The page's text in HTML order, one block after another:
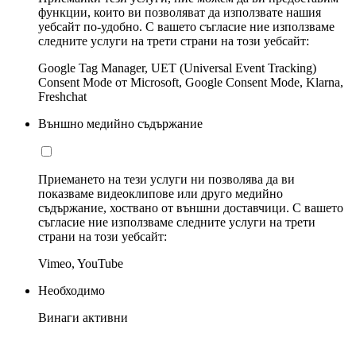
функции, които ви позволяват да използвате нашия
уебсайт по-удобно. С вашето съгласие ние използваме
следните услуги на трети страни на този уебсайт:
Google Tag Manager, UET (Universal Event Tracking)
Consent Mode от Microsoft, Google Consent Mode, Klarna,
Freshchat
Външно медийно съдържание
Приемането на тези услуги ни позволява да ви
показваме видеоклипове или друго медийно
съдържание, хоствано от външни доставчици. С вашето
съгласие ние използваме следните услуги на трети
страни на този уебсайт:
Vimeo, YouTube
Необходимо
Винаги активни